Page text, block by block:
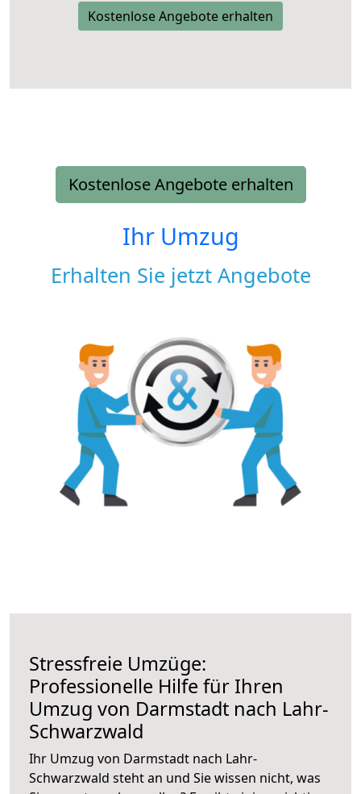
Kostenlose Angebote erhalten
Kostenlose Angebote erhalten
Ihr Umzug
Erhalten Sie jetzt Angebote
Stressfreie Umzüge:
Professionelle Hilfe für Ihren
Umzug von Darmstadt nach Lahr-
Schwarzwald
Ihr Umzug von Darmstadt nach Lahr-
Schwarzwald steht an und Sie wissen nicht, was